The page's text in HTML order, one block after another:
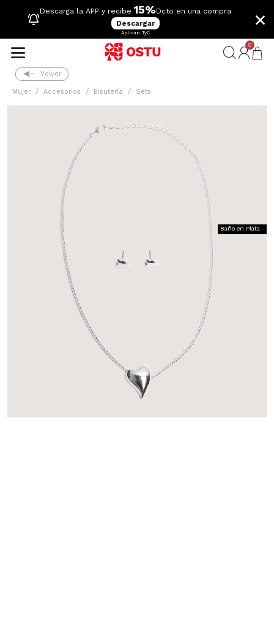
Descarga la APP y recibe 15%Dcto en una compra
Descargar
Aplican TyC
×
0
Volver
Mujer Accesorios Bisutería Sets
Baño en Plata